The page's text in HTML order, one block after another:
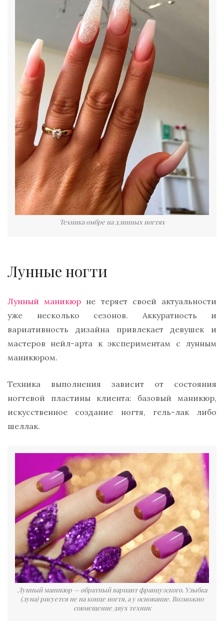
Техника омбре на длинных ногтях
Лунные ногти
Лунный маникюр не теряет своей актуальности
уже несколько сезонов. Аккуратность и
вариативность дизайна привлекает девушек и
мастеров нейл-арта к экспериментам с лунным
маникюром.
Техника выполнения зависит от состояния
ногтевой пластины клиента: базовый маникюр,
искусственное создание ногтя, гель-лак либо
шеллак.
Лунный маникюр — обратный вариант французского. Улыбка
(луна) рисуется не на конце ногтя, а у основание. Возможно
совмещение двух техник